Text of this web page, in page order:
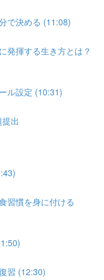
で決める (11:08)
発揮する生き方とは？
ル設定 (10:31)
出
習慣を身に付ける
習 (12:30)